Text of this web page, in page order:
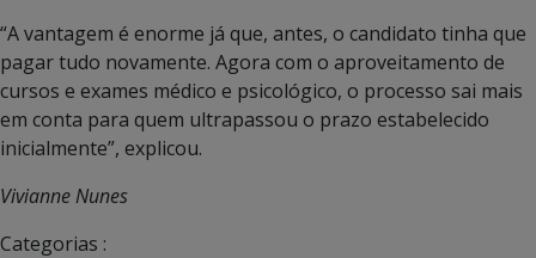
“A vantagem é enorme já que, antes, o candidato tinha que
pagar tudo novamente. Agora com o aproveitamento de
cursos e exames médico e psicológico, o processo sai mais
em conta para quem ultrapassou o prazo estabelecido
inicialmente”, explicou.
Vivianne Nunes
Categorias :